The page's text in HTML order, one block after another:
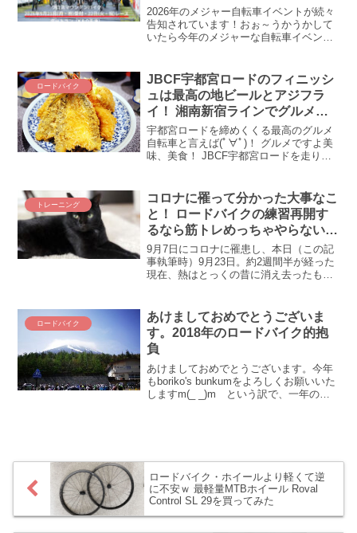
13日から！）
2026年のメジャー自転車イベントが続々
告知されています！おぉ～うかうかして
いたら今年のメジャーな自転車イベント
ますが、せめて自分が出たいと思うイベ
ントの日程だけ...
ロードバイク
JBCF宇都宮ロードのフィニッシ
ュは最高の地ビールとアジフラ
イ！ 湘南新宿ラインでグルメ満
喫
宇都宮ロードを締めくくる最高のグルメ
自転車と言えば(ﾟ∀ﾟ)！ グルメですよ美
味、美食！ JBCF宇都宮ロードを走り終
のです(ﾟ∀ﾟ)！ うふふ、落車もしてみるも
のか...
トレーニング
コロナに罹って分かった大事なこ
と！ ロードバイクの練習再開す
るなら筋トレめっちゃやらないと
じゃん(;´Д｀)
9月7日にコロナに罹患し、本日（この記
事執筆時）9月23日。約2週間半が経った
現在、熱はとっくの昔に消え去ったもの
込まれたような心地悪さを感じておりま
す。はてさて、こんな状態はいつまで続
くのか、ロードバイクの練習は再開でき
るのか！？ コロナ後の練習再開につい
て、備忘録をば記します。
ロードバイク
あけましておめでとうございま
す。2018年のロードバイク的抱
負
あけましておめでとうございます。今年
もboriko's bunkumをよろしくお願いいた
しますm(_ _)m という訳で、一年の計
ロードバイク・ホイールより軽くて逆
に不安ｗ 最軽量MTBホイール Roval
Control SL 29を買ってみた